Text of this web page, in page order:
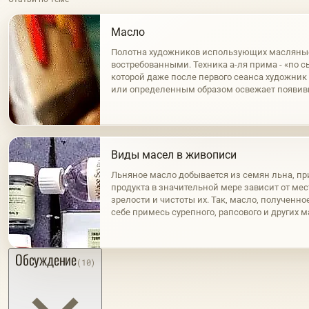
Масло
Полотна художников использующих
востребованными. Техника а-ля прима - «по
которой даже после первого сеанса
или определенным образом освежает
Виды масел в живописи
Льняное масло добывается из семян льна,
продукта в значительной мере зависит от
зрелости и чистоты их. Так, масло,
себе примесь сурепного, рапсового и других
Обсуждение(10)